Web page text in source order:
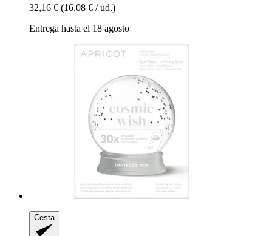
32,16 € (16,08 € / ud.)
Entrega hasta el 18 agosto
Cesta